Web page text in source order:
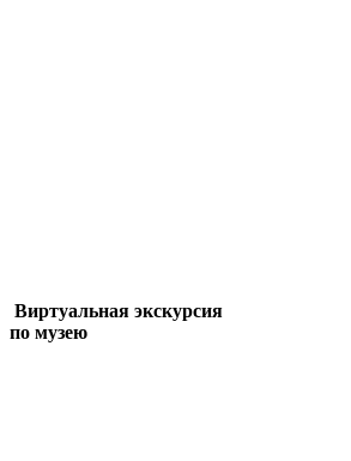
Виртуальная экскурсия
по музею